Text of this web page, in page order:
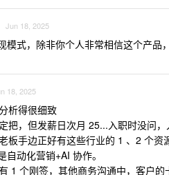
Jun 18, 2025
模式，除非你个人非常相信这个产
18, 2025
析得很细致
把，但发薪日次月 25...入职时没问，
板手边正好有这些行业的 1 、2 个
自动化营销+AI 协作。
1 个刚签，其他商务沟通中，客户